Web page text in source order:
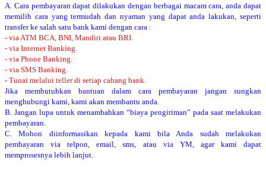
A. Cara pembayaran dapat dilakukan dengan berbagai macam cara, anda dapat
memilih cara yang termudah dan nyaman yang dapat anda lakukan, seperti
transfer ke salah satu bank kami dengan cara :
- via ATM BCA, BNI, Mandiri atau BRI.
- via Internet Banking.
- via Phone Banking.
- via SMS Banking.
- Tunai melalui teller di setiap cabang bank.
Jika membutuhkan bantuan dalam cara pembayaran jangan sungkan
menghubungi kami, kami akan membantu anda.
B. Jangan lupa untuk menambahkan “biaya pengiriman” pada saat melakukan
pembayaran.
C. Mohon diinformasikan kepada kami bila Anda sudah melakukan
pembayaran via telpon, email, sms, atau via YM, agar kami dapat
memprosesnya lebih lanjut.